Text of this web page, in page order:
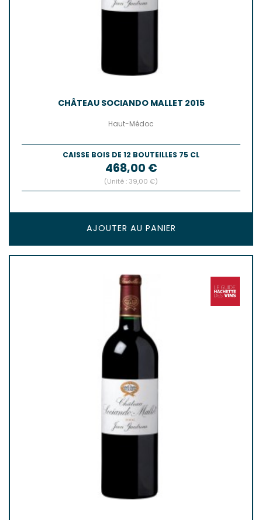
CHÂTEAU SOCIANDO MALLET 2015
Haut-Médoc
CAISSE BOIS DE 12 BOUTEILLES 75 CL
Prix
468,00 €
(Unité : 39,00 €)
AJOUTER AU PANIER